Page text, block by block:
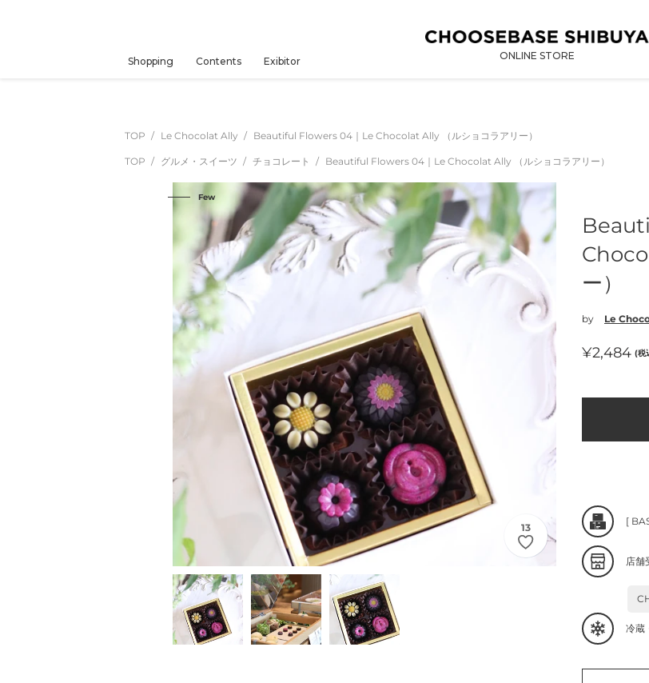
ONLINE STORE
Shopping Contents Exibitor
TOP Le Chocolat Ally Beautiful Flowers 04｜Le Chocolat Ally （ルショコラアリー）
TOP グルメ・スイーツ チョコレート Beautiful Flowers 04｜Le Chocolat Ally （ルショコラアリー）
Few
13
ー）
by Le
通
価
¥2,484 (税
カ
ー
ト
に
を
追
す
[
店舗
冷蔵